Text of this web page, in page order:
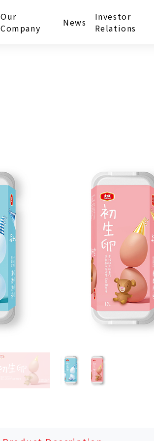
Our
Company
News
Investor
Relations